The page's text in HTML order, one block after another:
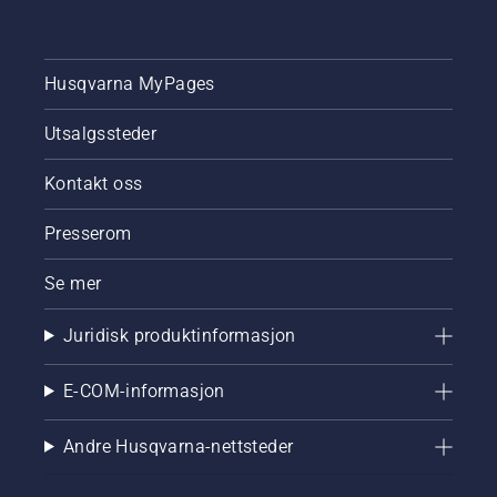
Husqvarna MyPages
Utsalgssteder
Kontakt oss
Presserom
Se mer
Juridisk produktinformasjon
E-COM-informasjon
Andre Husqvarna-nettsteder